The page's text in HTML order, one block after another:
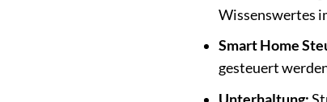
Wissenswertes
Smart Home
gesteuert